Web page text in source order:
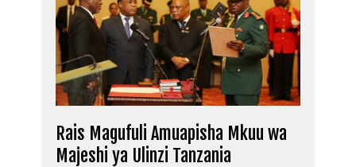
Rais Magufuli Amuapisha Mkuu wa
Majeshi ya Ulinzi Tanzania